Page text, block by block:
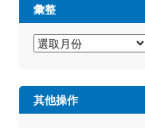
彙整
其他操作